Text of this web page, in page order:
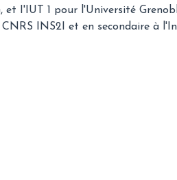
et I'IUT 1 pour l'Université
INS2I et en secondaire à